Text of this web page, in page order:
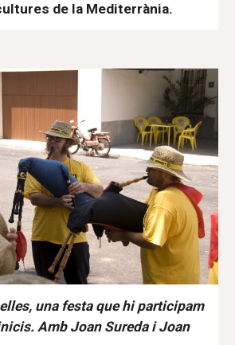
de la Mediterrània.
una festa que hi participam
Amb Joan Sureda i Joan